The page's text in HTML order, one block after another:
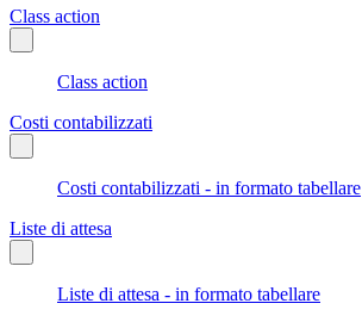
Class action
Class action
Costi contabilizzati
Costi contabilizzati - in formato tabellare
Liste di attesa
Liste di attesa - in formato tabellare